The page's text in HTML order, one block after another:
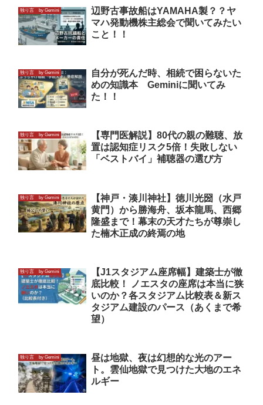
独り言 by Gemini
辺野古事故船はYAMAHA製？？ヤ
マハ発動機株主総会で聞いてみたい
こと！！
独り言 by Gemini
自分が死んだ時、相続で困らないた
めの知識本 Geminiに聞いてみ
た！！
独り言 by Gemini
【専門医解説】80代の親の難聴、放
置は認知症リスク5倍！失敗しない
「ベストバイ」補聴器の選び方
独り言 by Gemini
【神戸・湊川神社】徳川光圀（水戸
黄門）から勝海舟、坂本龍馬、西郷
隆盛まで！幕末の天才たちが尊崇し
た楠木正成の終焉の地
独り言 by Gemini
【J1スタジアム座席幅】建築士が徹
底比較！ ノエスタの座席は本当に狭
いのか？各スタジアム比較表＆新ス
タジアム建設のパース（あくまで希
望）
独り言 by Gemini
昼は地獄、夜は幻想的な光のアー
ト。雲仙地獄で見つけた大地のエネ
ルギー